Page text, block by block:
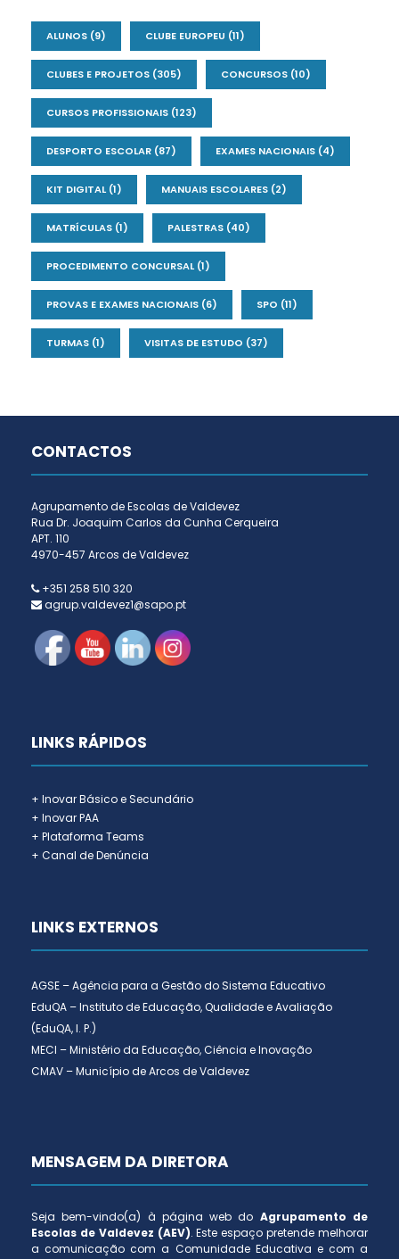
ALUNOS (9) CLUBE EUROPEU (11)
CLUBES E PROJETOS (305) CONCURSOS (10)
CURSOS PROFISSIONAIS (123)
DESPORTO ESCOLAR (87) EXAMES NACIONAIS (4)
KIT DIGITAL(1) MANUAIS ESCOLARES (2)
MATRÍCULAS (1) PALESTRAS (40)
PROCEDIMENTO CONCURSAL(1)
PROVAS E EXAMES NACIONAIS (6) SPO (11)
TURMAS (1) VISITAS DE ESTUDO (37)
CONTACTOS
Agrupamento de Escolas de Valdevez
Rua Dr. Joaquim Carlos da Cunha Cerqueira
APT. 110
4970-457 Arcos de Valdevez
+351 258 510 320
agrup.valdevez1@sapo.pt
LINKS RÁPIDOS
+ Inovar Básico e Secundário
+ Inovar PAA
+ Plataforma Teams
+ Canal de Denúncia
LINKS EXTERNOS
AGSE – Agência para a Gestão do Sistema Educativo
EduQA – Instituto de Educação, Qualidade e Avaliação
(EduQA, I. P.)
MECI – Ministério da Educação, Ciência e Inovação
CMAV – Município de Arcos de Valdevez
MENSAGEM DA DIRETORA
Seja bem-vindo(a) à página web do Agrupamento de
Escolas de Valdevez (AEV). Este espaço pretende melhorar
a comunicação com a Comunidade Educativa e com a